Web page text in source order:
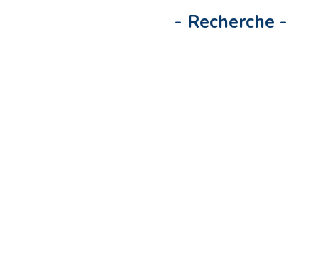
- Recherche -